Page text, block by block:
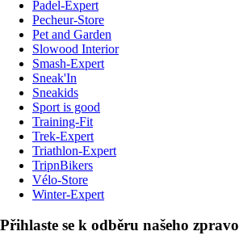
Padel-Expert
Pecheur-Store
Pet and Garden
Slowood Interior
Smash-Expert
Sneak'In
Sneakids
Sport is good
Training-Fit
Trek-Expert
Triathlon-Expert
TripnBikers
Vélo-Store
Winter-Expert
Přihlaste se k odběru našeho